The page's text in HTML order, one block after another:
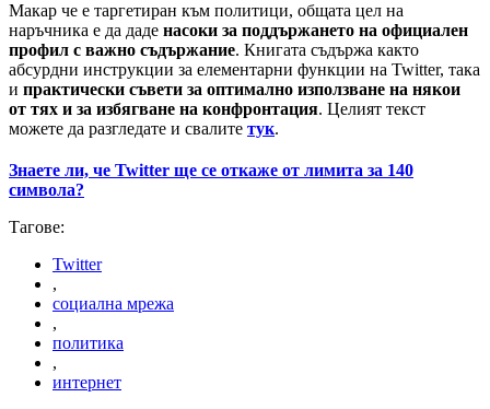
Макар че е таргетиран към политици, общата цел на
наръчника е да даде насоки за поддържането на официален
профил с важно съдържание. Книгата съдържа както
абсурдни инструкции за елементарни функции на Twitter, така
и практически съвети за оптимално използване на някои
от тях и за избягване на конфронтация. Целият текст
можете да разгледате и свалите тук.
Знаете ли, че Twitter ще се откаже от лимита за 140
символа?
Тагове:
Twitter
,
социална мрежа
,
политика
,
интернет